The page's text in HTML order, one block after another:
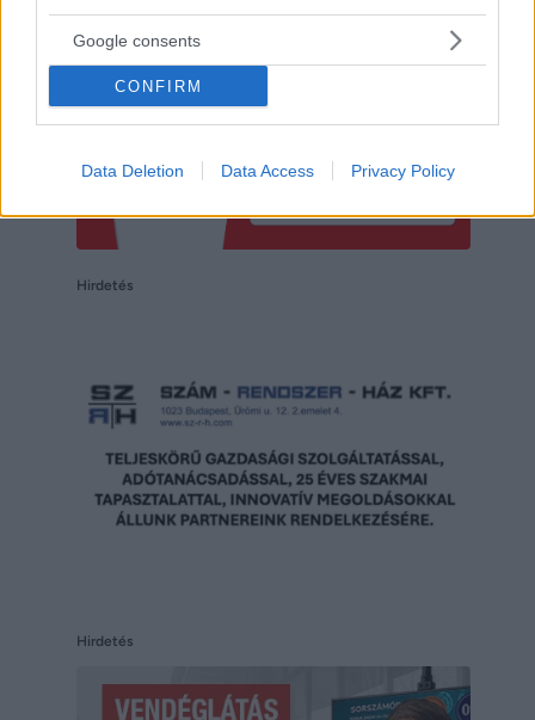
Google consents
CONFIRM
Data Deletion Data Access Privacy Policy
Hirdetés
Hirdetés